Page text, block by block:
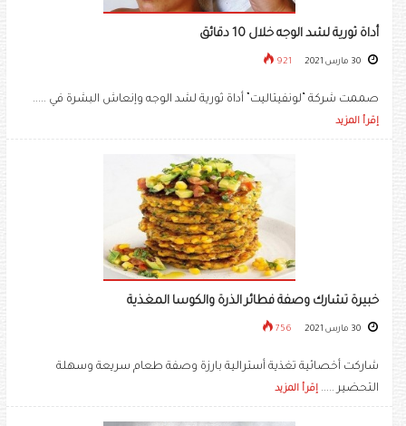
أداة ثورية لشد الوجه خلال 10 دقائق
921
صممت شركة “لونفيتاليت” أداة ثورية لشد الوجه وإنعاش البشرة في .....
إقرأ المزيد
خبيرة تشارك وصفة فطائر الذرة والكوسا المغذية
756
شاركت أخصائية تغذية أسترالية بارزة وصفة طعام سريعة وسهلة
التحضير ..... إقرأ المزيد